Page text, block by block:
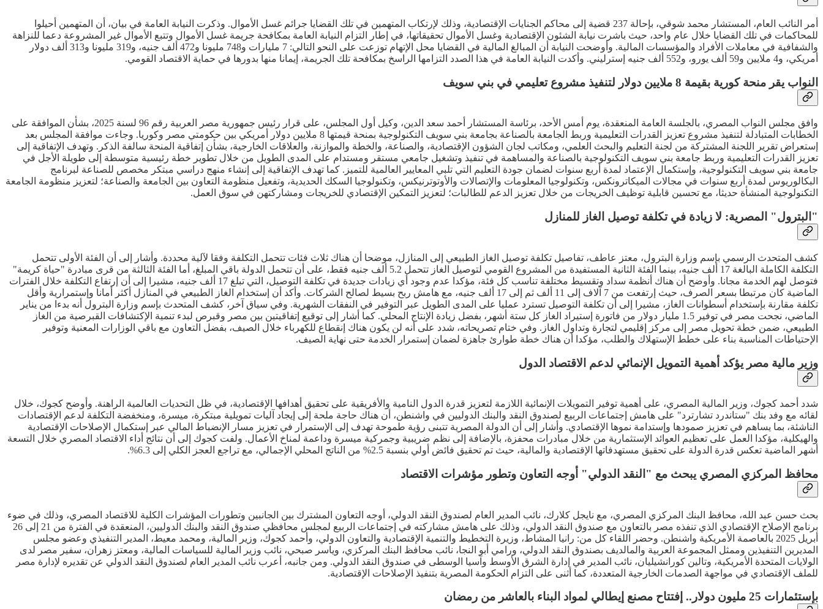
أمر النائب العام، المستشار محمد شوقي، بإحالة 237 قضية إلى محاكم الجنايات الإقتصادية، وذلك لإرتكاب المتهمين في تلك القضايا جرائم غسل الأموال. وذكرت النيابة العامة في بيان، أن المتهمين أحيلوا
للمحاكمات في تلك القضايا خلال عام واحد، حيث باشرت نيابة الشئون الإقتصادية وغسل الأموال تحقيقاتها، في إطار التزام النيابة العامة بمكافحة جريمة غسل الأموال وتتبع الأموال غير المشروعة دعما للنزاهة
والشفافية في معاملات الأفراد والمؤسسات المالية. وأوضحت النيابة أن المبالغ المالية في القضايا محل الإتهام توزعت على النحو التالي: 7 مليارات و748 مليونا و472 ألف جنيه، و319 مليونا و313 ألف دولار
أمريكي، و4 ملايين و59 ألف يورو، و552 ألف جنيه إسترليني. وأكدت النيابة العامة في هذا الصدد التزامها الراسخ بمكافحة تلك الجريمة، إيمانا منها بدورها في حماية الاقتصاد القومي.
النواب يقر منحة كورية بقيمة 8 ملايين دولار لتنفيذ مشروع تعليمي في بني سويف
وافق مجلس النواب المصري، بالجلسة العامة المنعقدة، يوم أمس الأحد، برئاسة المستشار أحمد سعد الدين، وكيل أول المجلس، على قرار رئيس جمهورية مصر العربية رقم 96 لسنة 2025، بشأن الموافقة على
الخطابات المتبادلة لتنفيذ مشروع تعزيز القدرات التعليمية وربط الجامعة بالصناعة بجامعة بني سويف التكنولوجية بمنحة قيمتها 8 ملايين دولار أمريكي بين حكومتي مصر وكوريا. وجاءت موافقة المجلس بعد
إستعراض تقرير اللجنة المشتركة من لجنة التعليم والبحث العلمي، ومكاتب لجان الشؤون الإقتصادية، والصناعة، والخطة والموازنة، والعلاقات الخارجية، بشأن إتفاقية المنحة سالفة الذكر. وتهدف الإتفاقية إلى
تعزيز القدرات التعليمية وربط جامعة بني سويف التكنولوجية بالصناعة والمساهمة في تنفيذ وتشغيل جامعي مستقر ومستدام على المدى الطويل من خلال تطوير خطة رئيسية متوسطة إلى طويلة الأجل في
جامعة بني سويف التكنولوجية، وإستكمال الإعتماد لمدة أربع سنوات لضمان جودة التعليم التي تلبي المعايير العالمية للتميز. كما تهدف الإتفاقية إلى إنشاء منهج دراسي مبتكر مخصص للصناعة لبرنامج
البكالوريوس لمدة أربع سنوات في مجالات الميكاترونكس، وتكنولوجيا المعلومات والإتصالات والأوتوترنيكس، وتكنولوجيا السكك الحديدية، وتفعيل منظومة التعاون بين الجامعة والصناعة؛ لتعزيز منظومة الجامعة
التكنولوجية المنشأة حديثا، مع تحسين قابلية توظيف الخريجات من خلال تعزيز الدعم للطالبات؛ لتعزيز التمكين الإقتصادي للخريجات ومشاركتهن في سوق العمل.
"البترول" المصرية: لا زيادة في تكلفة توصيل الغاز للمنازل
كشف المتحدث الرسمي بإسم وزارة البترول، معتز عاطف، تفاصيل تكلفة توصيل الغاز الطبيعي إلى المنازل، موضحا أن هناك ثلاث فئات تتحمل التكلفة وفقا لآلية محددة. وأشار إلى أن الفئة الأولى تتحمل
التكلفة الكاملة البالغة 17 ألف جنيه، بينما الفئة الثانية المستفيدة من المشروع القومي لتوصيل الغاز تتحمل 5.2 ألف جنيه فقط، على أن تتحمل الدولة باقي المبلغ، أما الفئة الثالثة من قرى مبادرة "حياة كريمة"
فتوصل لهم الخدمة مجانا. وأوضح أن هناك أنظمة سداد وتقسيط مختلفة تناسب كل فئة، مؤكدا عدم وجود أي زيادات جديدة في تكلفة التوصيل، التي تبلغ 17 ألف جنيه، مشيرا إلى أن إرتفاع التكلفة خلال الفترات
الماضية كان مرتبطا بسعر الصرف، حيث إرتفعت من 7 آلاف إلى 11 ألف ثم إلى 17 ألف جنيه، مع هامش ربح بسيط لصالح الشركات. وأكد أن إستخدام الغاز الطبيعي في المنازل أكثر أمانا وإستمرارية وأقل
تكلفة مقارنة بإستخدام أسطوانات الغاز، مشيرا إلى أن تكلفة التوصيل تسترد عمليا على المدى الطويل عبر التوفير في النفقات الشهرية. وفي سياق آخر، كشف المتحدث بإسم وزارة البترول أنه بدءا من يناير
الماضي، نجحت مصر في توفير 1.5 مليار دولار من فاتورة إستيراد الغاز كل ستة أشهر، بفضل زيادة الإنتاج المحلي. كما أشار إلى توقيع إتفاقيتين بين مصر وقبرص لبدء تنمية الإكتشافات القبرصية من الغاز
الطبيعي، ضمن خطة تحويل مصر إلى مركز إقليمي لتجارة وتداول الغاز. وفي ختام تصريحاته، شدد على أنه لن يكون هناك إنقطاع للكهرباء خلال الصيف، بفضل التعاون مع باقي الوزارات المعنية وتوفير
الإحتياطات المناسبة بناء على خطط الإستهلاك والطلب، مؤكدا أن هناك خطة طوارئ جاهزة لضمان إستمرار الخدمة حتى نهاية الصيف.
وزير مالية مصر يؤكد أهمية التمويل الإنمائي لدعم الاقتصاد الدول
شدد أحمد كجوك، وزير المالية المصري، على أهمية توفير التمويلات الإنمائية اللازمة لتعزيز قدرة الدول النامية والأفريقية على تحقيق أهدافها الإقتصادية، في ظل التحديات العالمية الراهنة. وأوضح كجوك، خلال
لقائه مع وفد بنك "ستاندرد تشارترد" على هامش إجتماعات الربيع لصندوق النقد والبنك الدوليين في واشنطن، أن هناك حاجة ملحة إلى إيجاد آليات تمويلية مبتكرة، ميسرة، ومنخفضة التكلفة لدعم الإقتصادات
الناشئة، بما يساهم في تعزيز صمودها وإستدامة نموها الإقتصادي. وأشار إلى أن الدولة المصرية تتبنى رؤية طموحة تهدف إلى الإستمرار في تعزيز مسار الإنضباط المالي عبر إستكمال الإصلاحات الإقتصادية
والهيكلية، مؤكدا العمل على تعظيم العوائد الإستثمارية من خلال مبادرات محفزة، بالإضافة إلى نظم ضريبية وجمركية ميسرة وداعمة لمناخ الأعمال. ولفت كجوك إلى أن نتائج أداء الاقتصاد المصري خلال التسعة
أشهر الماضية تعكس قدرة الدولة على تحقيق مستهدفاتها الإقتصادية والمالية، حيث تم تحقيق فائض أولي بنسبة 2.5% من الناتج المحلي الإجمالي، مع تراجع العجز الكلي إلى 6.3%.
محافظ المركزي المصري يبحث مع "النقد الدولي" أوجه التعاون وتطور مؤشرات الاقتصاد
بحث حسن عبد الله، محافظ البنك المركزي المصري، مع نايجل كلارك، نائب المدير العام لصندوق النقد الدولي، أوجه التعاون المشترك بين الجانبين وتطورات المؤشرات الكلية للاقتصاد المصري، وذلك في ضوء
برنامج الإصلاح الإقتصادي الذي تنفذه مصر بالتعاون مع صندوق النقد الدولي، وذلك على هامش مشاركته في إجتماعات الربيع لمجلس محافظي صندوق النقد والبنك الدوليين، المنعقدة في الفترة من 21 إلى 26
أبريل 2025 بالعاصمة الأمريكية واشنطن. وحضر اللقاء كل من: رانيا المشاط، وزيرة التخطيط والتنمية الإقتصادية والتعاون الدولي، وأحمد كجوك، وزير المالية، ومحمد معيط، المدير التنفيذي وعضو مجلس
المديرين التنفيذين وممثل المجموعة العربية والمالديف بصندوق النقد الدولي، ورامي أبو النجا، نائب محافظ البنك المركزي، وياسر صبحي، نائب وزير المالية للسياسات المالية، ومعتز زهران، سفير مصر لدى
الولايات المتحدة الأمريكية، وتالين كورانشيليان، نائب المدير في إدارة الشرق الأوسط وآسيا الوسطى في صندوق النقد الدولي. ومن جانبه، أعرب نائب المدير العام لصندوق النقد الدولي عن تقديره لإدارة مصر
للملف الإقتصادي في مواجهة الصدمات الخارجية المتعددة، كما أثنى على التزام الحكومة المصرية بتنفيذ الإصلاحات الإقتصادية.
بإستئمارات 25 مليون دولار.. إفتتاح مصنع إيطالي لمواد البناء بالعاشر من رمضان